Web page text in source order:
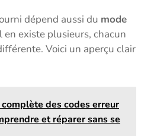
dépend aussi du mode
en existe plusieurs, chacun
Voici un aperçu clair
des codes erreur
et réparer sans se